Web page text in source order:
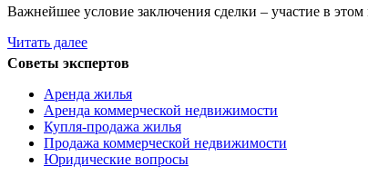
Важнейшее условие заключения сделки – участие в
Читать далее
Советы экспертов
Аренда жилья
Аренда коммерческой недвижимости
Купля-продажа жилья
Продажа коммерческой недвижимости
Юридические вопросы